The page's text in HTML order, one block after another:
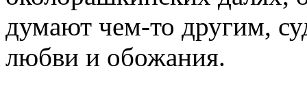
думают чем-то другим,
любви и обожания.